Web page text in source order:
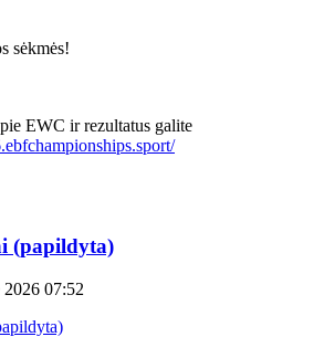
sėkmės!
EWC ir rezultatus galite
(papildyta)
2026 07:52